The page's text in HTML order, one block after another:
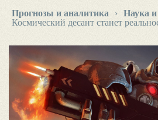
Прогнозы и аналитика › Наука и
Космический десант станет